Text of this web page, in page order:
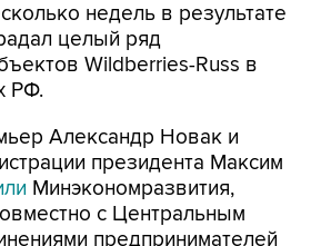
недель в результате
целый ряд
Wildberries-Russ в
РФ.
Александр Новак и
президента Максим
Минэкономразвития,
с Центральным
предпринимателей